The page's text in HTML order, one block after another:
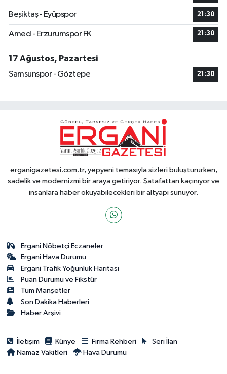
Beşiktaş - Eyüpspor 21:30
Amed - Erzurumspor FK 21:30
17 Ağustos, Pazartesi
Samsunspor - Göztepe
21:30
erganigazetesi.com.tr, yepyeni temasıyla sizleri buluştururken,
sadelik ve modernizmi bir araya getiriyor. Şatafattan kaçınıyor ve
insanlara haber okuyabilecekleri bir altyapı sunuyor.
Ergani Nöbetçi Eczaneler
Ergani Hava Durumu
Ergani Trafik Yoğunluk Haritası
Puan Durumu ve Fikstür
Tüm Manşetler
Son Dakika Haberleri
Haber Arşivi
İletişim Künye Firma Rehberi
Seri İlan
Namaz Vakitleri
Hava Durumu